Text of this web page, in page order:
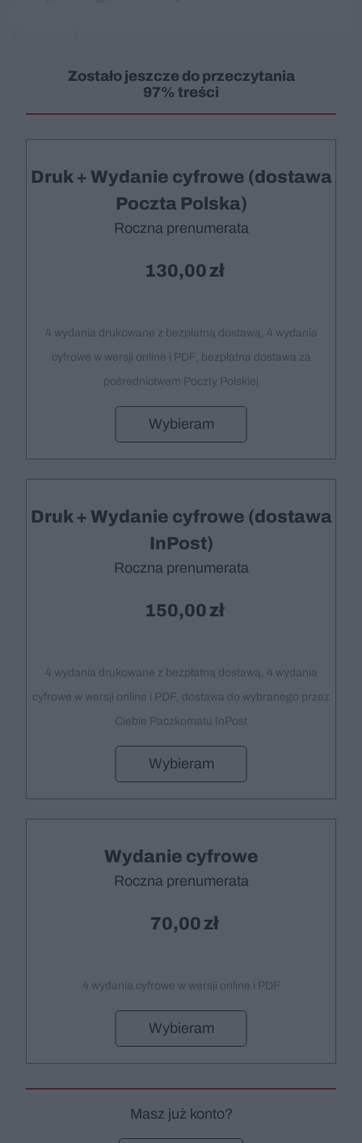
Zostało jeszcze do przeczytania
97% treści
Druk + Wydanie cyfrowe (dostawa
Poczta Polska)
Roczna prenumerata
130,00
4 wydania drukowane z bezpłatną dostawą, 4 wydania
cyfrowe w wersji online i PDF, bezpłatna dostawa za
pośrednictwem Poczty Polskiej
Wybieram
Druk + Wydanie cyfrowe (dostawa
InPost)
Roczna prenumerata
150,00
4 wydania drukowane z bezpłatną dostawą, 4 wydania
cyfrowe w wersji online i PDF, dostawa do wybranego przez
Ciebie Paczkomatu InPost
Wybieram
Wydanie cyfrowe
Roczna prenumerata
70,00
4 wydania cyfrowe w wersji online i PDF
Wybieram
Masz już konto?